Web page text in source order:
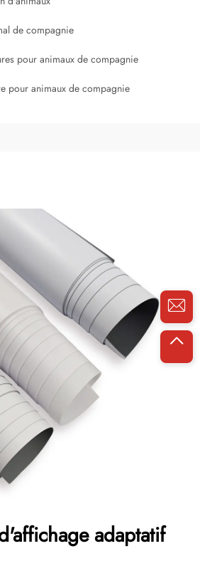
de compagnie
pour animaux de compagnie
pour animaux de compagnie
adaptatif